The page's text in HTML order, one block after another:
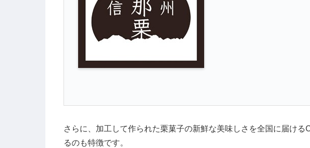
さらに、加工して作られた栗菓子の新鮮な美味しさを全国に届ける
るのも特徴です。